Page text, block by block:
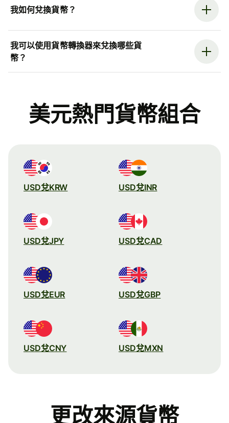
我如何兌換貨幣？
我可以使用貨幣轉換器來兌換哪些貨
幣？
美元熱門貨幣組合
USD兌KRW USD兌INR
USD兌JPY USD兌CAD
USD兌EUR USD兌GBP
USD兌CNY USD兌MXN
更改來源貨幣